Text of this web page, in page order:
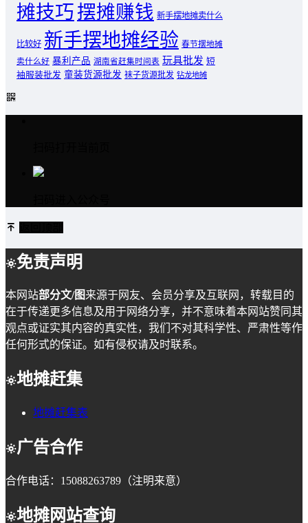
摊技巧摆摊赚钱 新手摆地摊卖什么
比较好 新手摆地摊经验 春节摆地摊
卖什么好 暴利产品 湖南省赶集时间表 玩具批发 短
袖服装批发 童装货源批发 袜子货源批发 钻龙地摊
免责声明
本网站部分文/图来源于网友、会员分享及互联网，转载目的
在于传递更多信息及用于网络分享，并不意味着本网站赞同其
观点或证实其内容的真实性，我们不对其科学性、严肃性等作
任何形式的保证。如有侵权请及时联系。
地摊赶集
地摊赶集表
广告合作
合作电话：15088263789（注明来意）
地摊网站查询